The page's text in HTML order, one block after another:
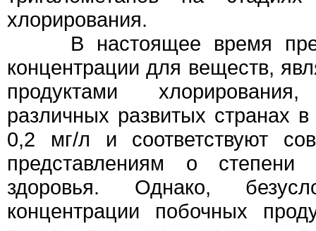
хлорирования.
В настоящее время
концентрации для веществ,
продуктами
различных развитых странах
0,2 мг/л и соответствуют
представлениям о
здоровья. Однако,
концентрации побочных